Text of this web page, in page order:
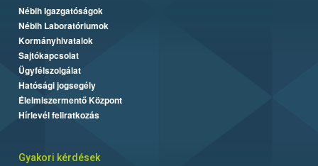
Nébih Igazgatóságok
Nébih Laboratóriumok
Kormányhivatalok
Sajtókapcsolat
Ügyfélszolgálat
Hatósági jogsegély
Élelmiszermentő Központ
Hírlevél feliratkozás
Gyakori kérdések